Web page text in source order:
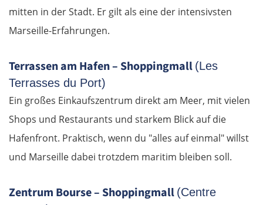
mitten in der Stadt. Er gilt als eine der intensivsten
Marseille-Erfahrungen.
Terrassen am Hafen – Shoppingmall (Les
Terrasses du Port)
Ein großes Einkaufszentrum direkt am Meer, mit vielen
Shops und Restaurants und starkem Blick auf die
Hafenfront. Praktisch, wenn du "alles auf einmal" willst
und Marseille dabei trotzdem maritim bleiben soll.
Zentrum Bourse – Shoppingmall (Centre